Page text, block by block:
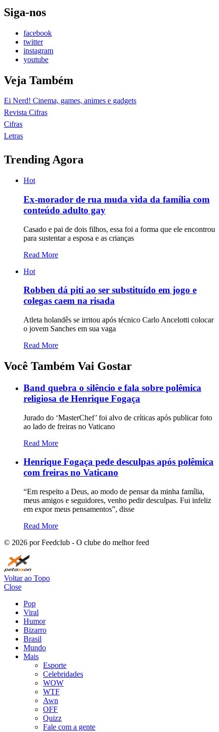
Siga-nos
facebook
twitter
instagram
youtube
Veja Também
Ei Nerd! Cinema, games, animes e gadgets
Revista Cifras
Cifras
Letras
Trending Agora
Hot
Ex-morador de rua muda vida da família com
conteúdo adulto gay
Casado e pai de dois filhos, essa foi a forma que ele encontrou
para sustentar a esposa e as crianças
Read More
Hot
Robben dá piti ao ser substituído em jogo e
colegas caem na risada
Atleta holandês se irritou após técnico Carlo Ancelotti colocar
o jovem Sanches em sua vaga
Read More
Você Também Vai Gostar
Band quebra o silêncio e fala sobre polêmica
religiosa de Henrique Fogaça
Jurado do ‘MasterChef’ foi alvo de críticas após publicar foto
ao lado de freiras no Vaticano
Read More
Henrique Fogaça pede desculpas após polêmica
com freiras no Vaticano
“Em respeito a Deus, ao modo de pensar da minha família,
meus amigos e seguidores, venho pedir desculpas. Fui infeliz
em expor meus pensamentos”, disse
Read More
© 2026 por Feedclub - O clube do melhor feed
Voltar ao Topo
Close
Pop
Viral
Humor
Bizarro
Brasil
Mundo
Mais
Esporte
Celebridades
WOW
WTF
Awn
OFF
Quizz
Fale com a gente